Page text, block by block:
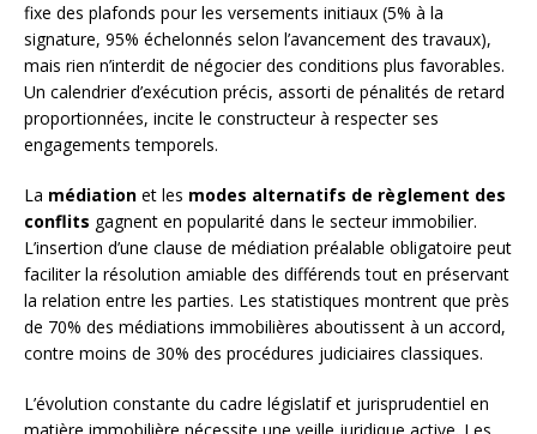
fixe des plafonds pour les versements initiaux (5% à la
signature, 95% échelonnés selon l’avancement des travaux),
mais rien n’interdit de négocier des conditions plus favorables.
Un calendrier d’exécution précis, assorti de pénalités de retard
proportionnées, incite le constructeur à respecter ses
engagements temporels.
La médiation et les modes alternatifs de règlement des
conflits gagnent en popularité dans le secteur immobilier.
L’insertion d’une clause de médiation préalable obligatoire peut
faciliter la résolution amiable des différends tout en préservant
la relation entre les parties. Les statistiques montrent que près
de 70% des médiations immobilières aboutissent à un accord,
contre moins de 30% des procédures judiciaires classiques.
L’évolution constante du cadre législatif et jurisprudentiel en